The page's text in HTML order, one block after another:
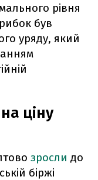
рівня
був
уряду, який
ціну
зросли до
біржі